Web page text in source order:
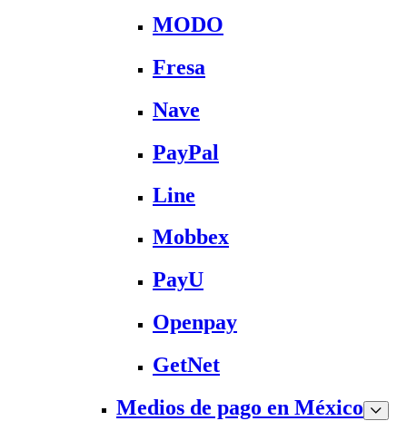
MODO
Fresa
Nave
PayPal
Line
Mobbex
PayU
Openpay
GetNet
Medios de pago en México